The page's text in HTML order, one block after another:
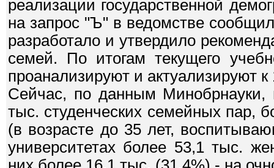
реализации государственной
на запрос "Ъ" в ведомстве
разработало и утвердило
семей. По итогам текущего
проанализируют и актуализируют к
Сейчас, по данным Минобрнауки,
тыс. студенческих семейных пар,
(в возрасте до 35 лет,
университетах более 53,1 тыс.